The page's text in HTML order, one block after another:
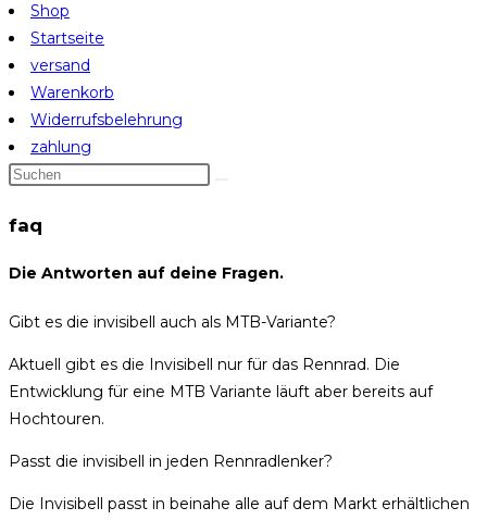
Shop
Startseite
versand
Warenkorb
Widerrufsbelehrung
zahlung
faq
Die Antworten auf deine Fragen.
Gibt es die invisibell auch als MTB-Variante?
Aktuell gibt es die Invisibell nur für das Rennrad. Die
Entwicklung für eine MTB Variante läuft aber bereits auf
Hochtouren.
Passt die invisibell in jeden Rennradlenker?
Die Invisibell passt in beinahe alle auf dem Markt erhältlichen